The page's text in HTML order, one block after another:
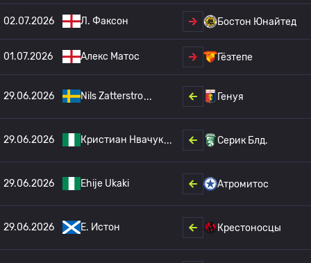
02.07.2026 Л. Факсон Бостон Юнайтед
01.07.2026 Алекс Матос Гёзтепе
29.06.2026 Nils Zatterstro Генуя
29.06.2026 Кристиан Нвачук Серик Блд.
29.06.2026 Ehije Ukaki Атромитос
29.06.2026 E. Истон Крестоносцы